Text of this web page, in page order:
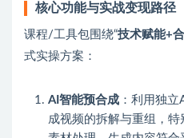
核心功能与实战变现路径
课程/工具包围绕“技术赋能+
式实操方案：
AI智能预合成 ：利用独
成视频的拆解与重组，